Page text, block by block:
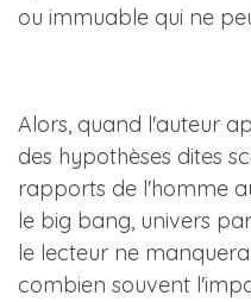
ou immuable qui ne
Alors, quand l'auteur
des hypothèses dites
rapports de l'homme
le big bang, univers
le lecteur ne
combien souvent